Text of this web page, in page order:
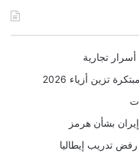
تزين أزياء 2026
بشأن هرمز
رفض تدريب إيطاليا